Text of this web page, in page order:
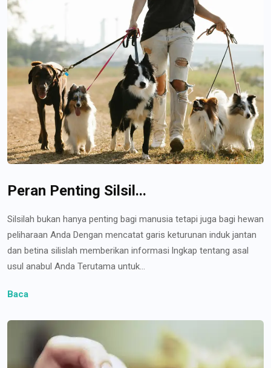
Peran Penting Silsil...
Silsilah bukan hanya penting bagi manusia tetapi juga bagi hewan
peliharaan Anda Dengan mencatat garis keturunan induk jantan
dan betina silislah memberikan informasi lngkap tentang asal
usul anabul Anda Terutama untuk...
Baca